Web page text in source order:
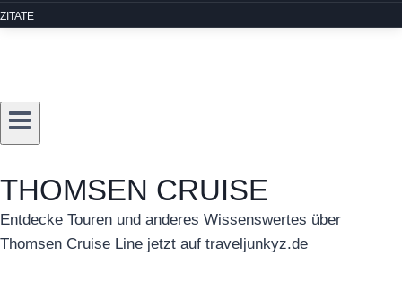
ZITATE
THOMSEN CRUISE
Entdecke Touren und anderes Wissenswertes über
Thomsen Cruise Line jetzt auf traveljunkyz.de